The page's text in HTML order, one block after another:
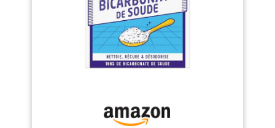
espace confiné (Placard, voiture) ou du mobilier
(Poubelle, tapis, moquette, canapé, sièges
automobiles) en saupoudrant la surface avant
d’aspirer après 2H QUALITE FRANCAISE : La gamme
de produits HELVET a été conçue pour faciliter le
nettoyage et l’entretien de la maison. La conception